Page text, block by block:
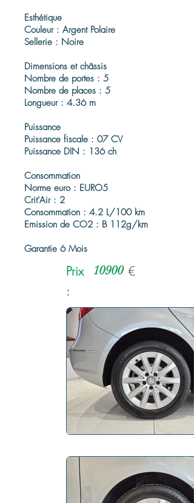
Esthétique
Couleur : Argent Polaire
Sellerie : Noire
Dimensions et châssis
Nombre de portes : 5
Nombre de places : 5
Longueur : 4.36 m
Puissance
Puissance fiscale : 07 CV
Puissance DIN : 136 ch
Consommation
Norme euro : EURO5
Crit'Air : 2
Consommation : 4.2 L/100 km
Emission de CO2 : B 112g/km
Garantie 6 Mois
Prix
:
10900 €